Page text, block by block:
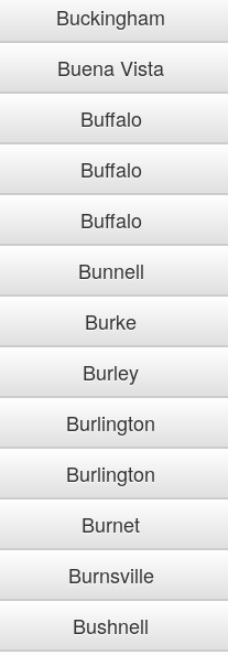
Buckingham
Buena Vista
Buffalo
Buffalo
Buffalo
Bunnell
Burke
Burley
Burlington
Burlington
Burnet
Burnsville
Bushnell